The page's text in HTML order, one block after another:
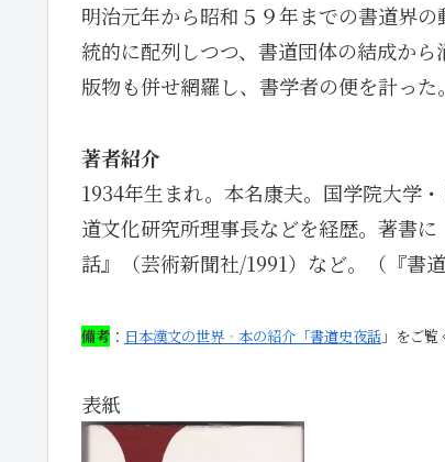
明治元年から昭和５９年までの書道界
統的に配列しつつ、書道団体の結成か
版物も併せ網羅し、書学者の便を計った
著者紹介
1934年生まれ。本名康夫。国学院大学
道文化研究所理事長などを経歴。著書
話』（芸術新聞社/1991）など。（『書
備考 ： 日本漢文の世界‐本の紹介「書道史夜話 」をご覧
表紙